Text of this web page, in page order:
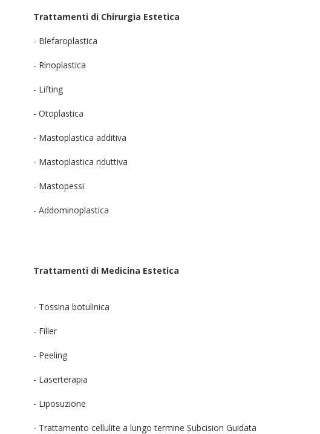
Trattamenti di Chirurgia Estetica
- Blefaroplastica
- Rinoplastica
- Lifting
- Otoplastica
- Mastoplastica additiva
- Mastoplastica riduttiva
- Mastopessi
- Addominoplastica
Trattamenti di Medicina Estetica
- Tossina botulinica
- Filler
- Peeling
- Laserterapia
- Liposuzione
- Trattamento cellulite a lungo termine Subcision Guidata